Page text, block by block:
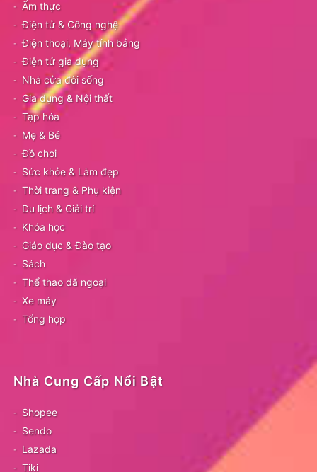
Ẩm thực
Điện tử & Công nghệ
Điện thoại, Máy tính bảng
Điện tử gia dụng
Nhà cửa đời sống
Gia dụng & Nội thất
Tạp hóa
Mẹ & Bé
Đồ chơi
Sức khỏe & Làm đẹp
Thời trang & Phụ kiện
Du lịch & Giải trí
Khóa học
Giáo dục & Đào tạo
Sách
Thể thao dã ngoại
Xe máy
Tổng hợp
Nhà Cung Cấp Nổi Bật
Shopee
Sendo
Lazada
Tiki